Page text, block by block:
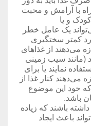
با آرامش و محبت
و یا
یک عامل خطر
کمتر سختگیری
می‌دهند از غذاهای
(مانند سیب زمینی
نمایند یا برای
می‌دهند کنار غذا از
که خود این موضوع
باشد.
باشند که زیاده
باعث ایجاد